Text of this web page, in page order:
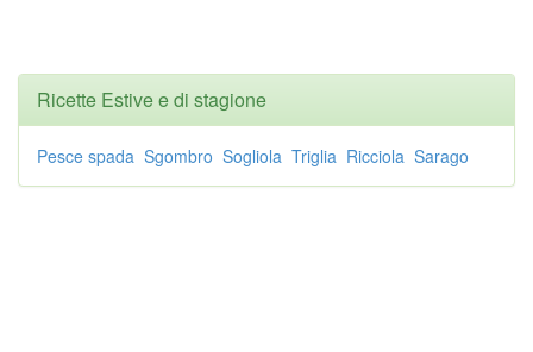
Ricette Estive e di stagione
Pesce spada Sgombro Sogliola Triglia Ricciola Sarago